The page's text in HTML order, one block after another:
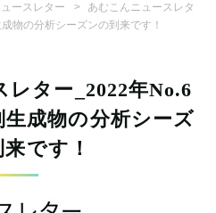
ースレター
あむこんニュースレタ
物の分析シーズンの到来です！
ター_2022年No.6
成物の分析シーズ
です！